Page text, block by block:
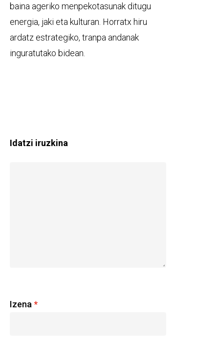
baina ageriko menpekotasunak ditugu
energia, jaki eta kulturan. Horratx hiru
ardatz estrategiko, tranpa andanak
inguratutako bidean.
Idatzi iruzkina
Izena *